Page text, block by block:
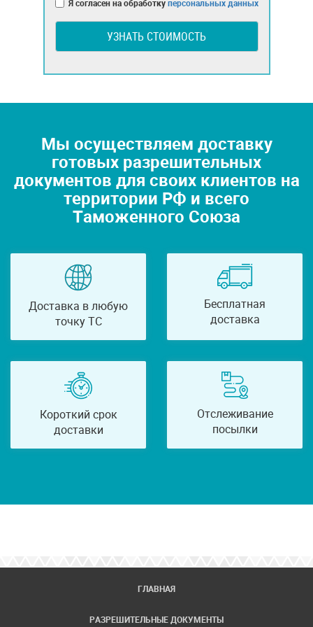
Я согласен на обработкуперсональных данных
УЗНАТЬ СТОИМОСТЬ
Мы осуществляем доставку
готовых разрешительных
документов для своих клиентов на
территории РФ и всего
Таможенного Союза
Доставка в любую
точку ТС
Бесплатная
доставка
Короткий срок
доставки
Отслеживание
посылки
ГЛАВНАЯ
РАЗРЕШИТЕЛЬНЫЕ ДОКУМЕНТЫ